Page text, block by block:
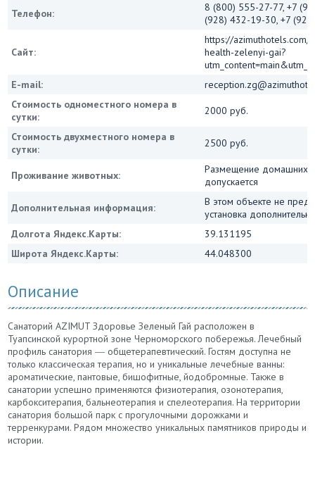
Телефон:
8 (800) 555-27-77, +7
(928) 432-19-30, +7
Сайт:
https://azimuthotels.com/
health-zelenyi-gai?
E-mail:
Стоимость одноместного номера в
сутки:
2000 руб.
Стоимость двухместного номера в
сутки:
2500 руб.
Проживание животных:
Размещение домашних
допускается
Дополнительная информация:
В этом объекте не
установка
Долгота Яндекс.Карты:
39.131195
Широта Яндекс.Карты:
44.048300
Описание
Санаторий AZIMUT Здоровье Зеленый Гай расположен в
Туапсинской курортной зоне Черноморского побережья. Лечебный
профиль санатория ― общетерапевтический. Гостям доступна не
только классическая терапия, но и уникальные лечебные ванны:
ароматические, пантовые, бишофитные, йодобромные. Также в
санатории успешно применяются физиотерапия, озонотерапия,
карбокситерапия, бальнеотерапия и спелеотерапия. На территории
санатория большой парк с прогулочными дорожками и
терренкурами. Рядом множество уникальных памятников природы и
истории.